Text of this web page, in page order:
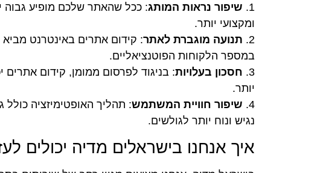
1. שיפור נראות המותג: ככל שהאתר שלכם מופיע גבוה
ומקצועי יותר.
2. תנועה מוגברת לאתר: קידום אתרים באינטרנט
במספר הלקוחות הפוטנציאליים.
3. חסכון בעלויות: בניגוד לפרסום ממומן, קידום אתרים
יותר.
4. שיפור חוויית המשתמש: תהליך האופטימיזציה
נגיש ונוח יותר לגולשים.
איך אנחנו בישראלים מדיה יכולים